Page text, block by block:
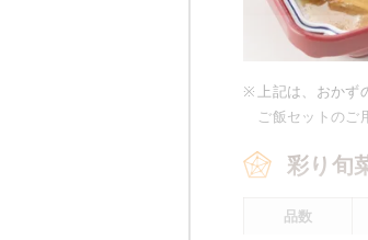
※メニューの
※ その他備考
※
上記は、おか
ご飯セットのご
彩り旬
品数